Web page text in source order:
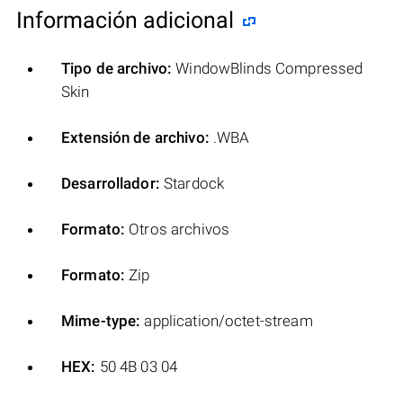
Información adicional
Tipo de archivo: WindowBlinds Compressed
Skin
Extensión de archivo: .WBA
Desarrollador: Stardock
Formato: Otros archivos
Formato: Zip
Mime-type: application/octet-stream
HEX: 50 4B 03 04